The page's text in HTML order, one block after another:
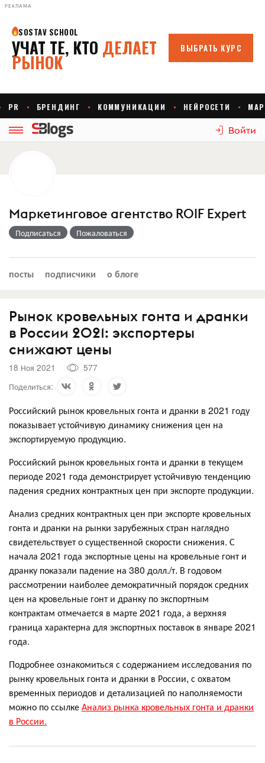
РЕКЛАМА
Войти
Маркетинговое агентство ROIF Expert
Подписаться Пожаловаться
посты подписчики о блоге
Рынок кровельных гонта и дранки
в России 2021: экспортеры
снижают цены
18 Ноя 2021
577
Поделиться:
Российский рынок кровельных гонта и дранки в 2021 году
показывает устойчивую динамику снижения цен на
экспортируемую продукцию.
Российский рынок кровельных гонта и дранки в текущем
периоде 2021 года демонстрирует устойчивую тенденцию
падения средних контрактных цен при экспорте продукции.
Анализ средних контрактных цен при экспорте кровельных
гонта и дранки на рынки зарубежных стран наглядно
свидетельствует о существенной скорости снижения. С
начала 2021 года экспортные цены на кровельные гонт и
дранку показали падение на 380 долл./т. В годовом
рассмотрении наиболее демократичный порядок средних
цен на кровельные гонт и дранку по экспортным
контрактам отмечается в марте 2021 года, а верхняя
граница характерна для экспортных поставок в январе 2021
года.
Подробнее ознакомиться с содержанием исследования по
рынку кровельных гонта и дранки в России, с охватом
временных периодов и детализацией по наполняемости
можно по ссылкеАнализ рынка кровельных гонта и дранки
в России.